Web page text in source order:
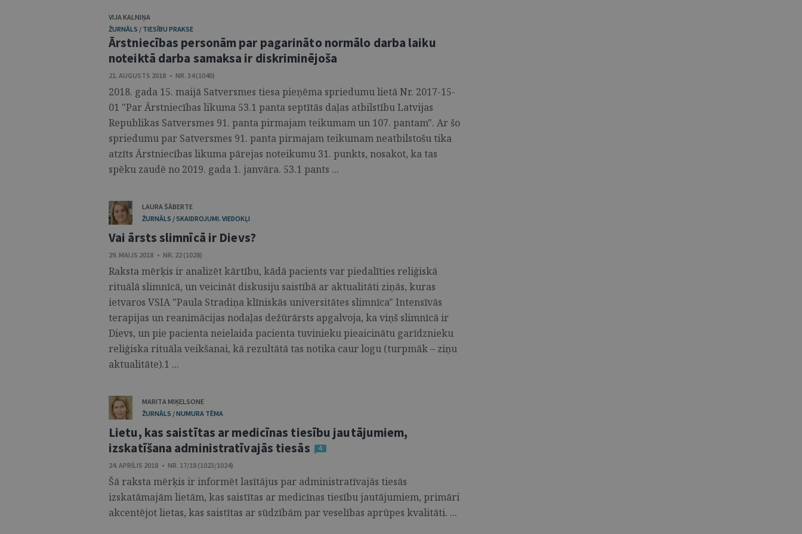
VIJA KALNIŅA
ŽURNĀLS / TIESĪBU PRAKSE
Ārstniecības personām par pagarināto normālo darba laiku
noteiktā darba samaksa ir diskriminējoša
21. AUGUSTS 2018 • NR. 34 (1040)
2018. gada 15. maijā Satversmes tiesa pieņēma spriedumu lietā Nr. 2017-15-
01 "Par Ārstniecības likuma 53.1 panta septītās daļas atbilstību Latvijas
Republikas Satversmes 91. panta pirmajam teikumam un 107. pantam". Ar šo
spriedumu par Satversmes 91. panta pirmajam teikumam neatbilstošu tika
atzīts Ārstniecības likuma pārejas noteikumu 31. punkts, nosakot, ka tas
spēku zaudē no 2019. gada 1. janvāra. 53.1 pants ...
LAURA ŠĀBERTE
ŽURNĀLS / SKAIDROJUMI. VIEDOKĻI
Vai ārsts slimnīcā ir Dievs?
29. MAIJS 2018 • NR. 22 (1028)
Raksta mērķis ir analizēt kārtību, kādā pacients var piedalīties reliģiskā
rituālā slimnīcā, un veicināt diskusiju saistībā ar aktualitāti ziņās, kuras
ietvaros VSIA "Paula Stradiņa klīniskās universitātes slimnīca" Intensīvās
terapijas un reanimācijas nodaļas dežūrārsts apgalvoja, ka viņš slimnīcā ir
Dievs, un pie pacienta neielaida pacienta tuvinieku pieaicinātu garīdznieku
reliģiska rituāla veikšanai, kā rezultātā tas notika caur logu (turpmāk – ziņu
aktualitāte).1 ...
MARITA MIĶELSONE
ŽURNĀLS / NUMURA TĒMA
Lietu, kas saistītas ar medicīnas tiesību jautājumiem,
izskatīšana administratīvajās tiesās
4
24. APRĪLIS 2018 • NR. 17/18 (1023/1024)
Šā raksta mērķis ir informēt lasītājus par administratīvajās tiesās
izskatāmajām lietām, kas saistītas ar medicīnas tiesību jautājumiem, primāri
akcentējot lietas, kas saistītas ar sūdzībām par veselības aprūpes kvalitāti. ...